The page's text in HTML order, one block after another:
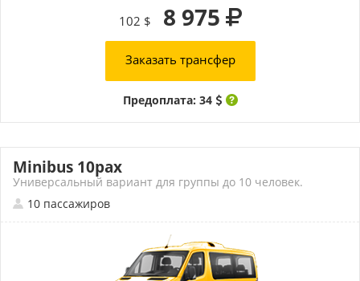
102 $ 8 975
Заказать трансфер
Предоплата: 34
Minibus 10pax
Универсальный вариант для группы до 10 человек.
10 пассажиров